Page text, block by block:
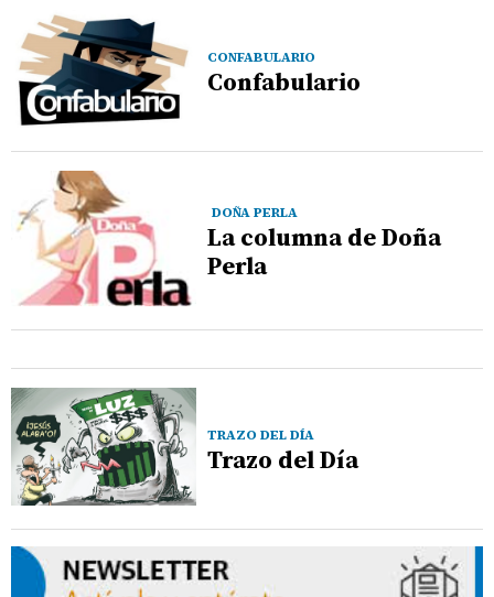
CONFABULARIO
Confabulario
DOÑA PERLA
La columna de Doña
Perla
TRAZO DEL DÍA
Trazo del Día